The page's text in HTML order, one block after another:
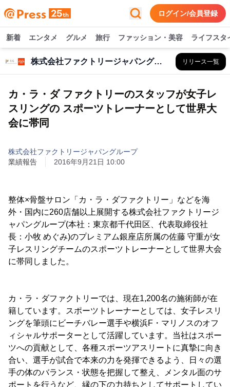
ログイン/会員登録
新着 エンタメ グルメ 旅行 ファッション・美容 ライフスタ
株式会社ファクトリージャパングループ リリース一覧
カ・ラ・ダ ファクトリーのスタッフが女子レ
スリングの スポーツトレーナーとして世界大
会に帯同
株式会社ファクトリージャパングループ
業績報告
2016年9月21日 10:00
整体×骨盤サロン「カ・ラ・ダファクトリー」などを海
外・国内に260店舗以上展開する株式会社ファクトリージ
ャパングループ(本社：東京都千代田区、代表取締役社
長：小牧 めぐみ)のプレミアム銀座店所属の佐藤 守重が女
子レスリングチームのスポーツトレーナーとして世界大会
に帯同しました。
カ・ラ・ダファクトリーでは、現在1,200名の施術師が在
籍しています。スポーツトレーナーとしては、女子レスリ
ングを筆頭にビーチバレー選手や横浜F・マリノスのオフ
ィシャルサポーターとして活躍しています。当社はスポー
ツへの貢献として、各種スポーツアスリートに真摯に向き
合い、選手が試合で本来の力を発揮できるよう、日々の選
手の体のバランス・状態を把握して整え、メンタル面のサ
ポートを行うなど、縁の下の力持ちとしてサポートしてい